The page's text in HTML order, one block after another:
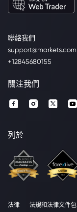
聯絡我們
support@markets.com
+12845680155
關注我們
列於
法律 法規和法律文件包